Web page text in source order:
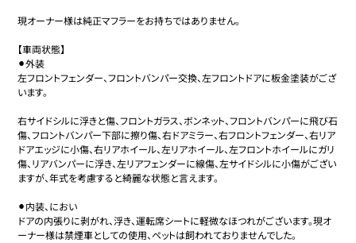
現オーナー様は純正マフラーをお持ちではありません。
【車両状態】
⚫︎外装
左フロントフェンダー、フロントバンパー交換、左フロントドアに板金塗装がござ
います。
右サイドシルに浮きと傷、フロントガラス、ボンネット、フロントバンパーに飛び石
傷、フロントバンパー下部に擦り傷、右ドアミラー、右フロントフェンダー、右リア
ドアエッジに小傷、右リアホイール、左リアホイール、左フロントホイールにガリ
傷、リアバンパーに浮き、左リアフェンダーに線傷、左サイドシルに小傷がござい
ますが、年式を考慮すると綺麗な状態と言えます。
⚫︎内装、におい
ドアの内張りに剥がれ、浮き、運転席シートに軽微なほつれがございます。現オ
ーナー様は禁煙車としての使用、ペットは飼われておりませんでした。